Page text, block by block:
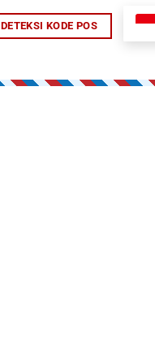
DETEKSI KODE POS